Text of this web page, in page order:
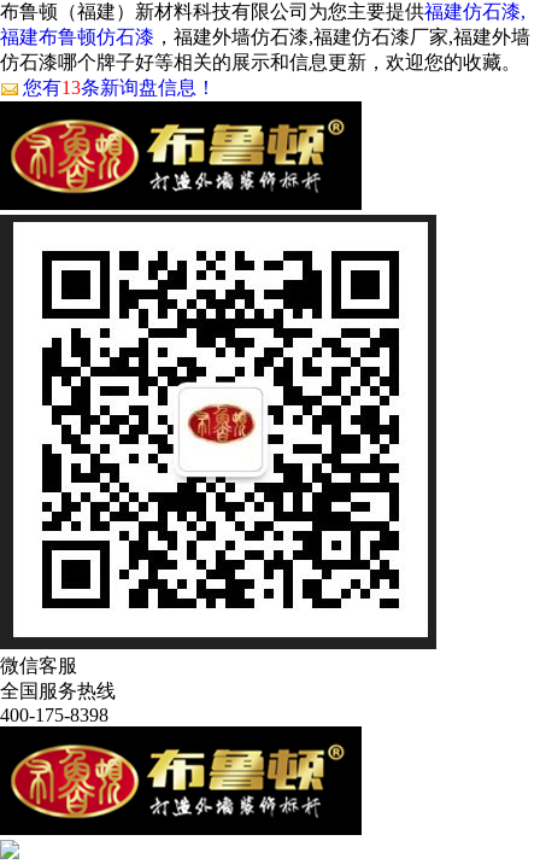
布鲁顿（福建）新材料科技有限公司为您主要提供福建仿石漆,
福建布鲁顿仿石漆 ，福建外墙仿石漆,福建仿石漆厂家,福建外墙
仿石漆哪个牌子好等相关的展示和信息更新，欢迎您的收藏。
您有13条新询盘信息！
微信客服
全国服务热线
400-175-8398